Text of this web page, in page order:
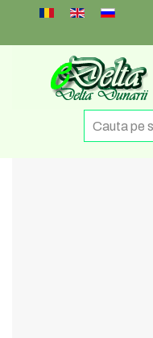
Select your language